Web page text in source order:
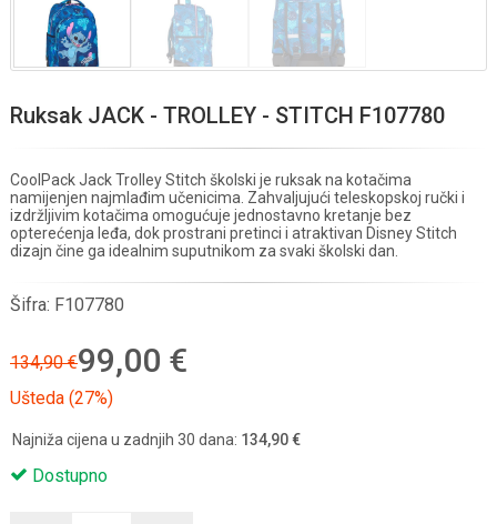
Ruksak JACK - TROLLEY - STITCH F107780
CoolPack Jack Trolley Stitch školski je ruksak na kotačima
namijenjen najmlađim učenicima. Zahvaljujući teleskopskoj ručki i
izdržljivim kotačima omogućuje jednostavno kretanje bez
opterećenja leđa, dok prostrani pretinci i atraktivan Disney Stitch
dizajn čine ga idealnim suputnikom za svaki školski dan.
Šifra: F107780
134,90 €99,00 €
Ušteda (27%)
Najniža cijena u zadnjih 30 dana: 134,90 €
Dostupno